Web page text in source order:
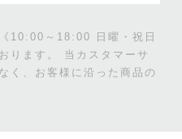
10:00～18:00 日曜・祝日
ります。
当カスタマーサ
く、お客様に沿った商品の